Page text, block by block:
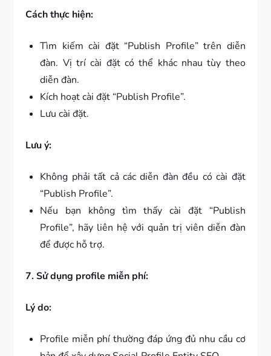
Cách thực hiện:
Tìm kiếm cài đặt “Publish Profile” trên diễn
đàn. Vị trí cài đặt có thể khác nhau tùy theo
diễn đàn.
Kích hoạt cài đặt “Publish Profile”.
Lưu cài đặt.
Lưu ý:
Không phải tất cả các diễn đàn đều có cài đặt
“Publish Profile”.
Nếu bạn không tìm thấy cài đặt “Publish
Profile”, hãy liên hệ với quản trị viên diễn đàn
để được hỗ trợ.
7. Sử dụng profile miễn phí:
Lý do:
Profile miễn phí thường đáp ứng đủ nhu cầu cơ